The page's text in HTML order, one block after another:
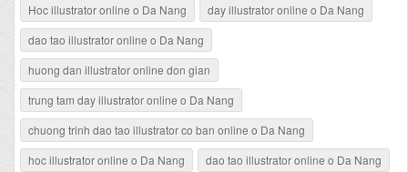
Hoc illustrator online o Da Nang
day illustrator online o Da Nang
dao tao illustrator online o Da Nang
huong dan illustrator online don gian
trung tam day illustrator online o Da Nang
chuong trinh dao tao illustrator co ban online o Da Nang
hoc illustrator online o Da Nang
dao tao illustrator online o Da Nang